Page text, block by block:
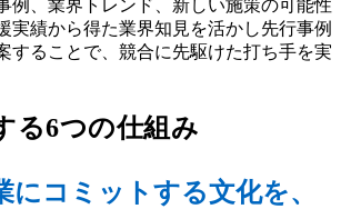
例、業界トレンド、新しい施策の可能性
実績から得た業界知見を活かし先行事例
することで、競合に先駆けた打ち手を実
る6つの仕組み
にコミットする文化を、